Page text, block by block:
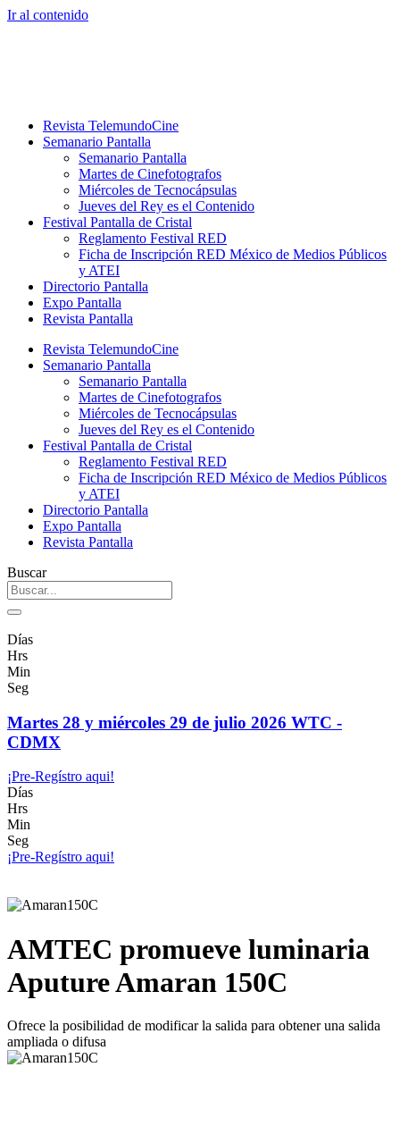
Ir al contenido
Revista TelemundoCine
Semanario Pantalla
Semanario Pantalla
Martes de Cinefotografos
Miércoles de Tecnocápsulas
Jueves del Rey es el Contenido
Festival Pantalla de Cristal
Reglamento Festival RED
Ficha de Inscripción RED México de Medios Públicos
y ATEI
Directorio Pantalla
Expo Pantalla
Revista Pantalla
Revista TelemundoCine
Semanario Pantalla
Semanario Pantalla
Martes de Cinefotografos
Miércoles de Tecnocápsulas
Jueves del Rey es el Contenido
Festival Pantalla de Cristal
Reglamento Festival RED
Ficha de Inscripción RED México de Medios Públicos
y ATEI
Directorio Pantalla
Expo Pantalla
Revista Pantalla
Buscar
Días
Hrs
Min
Seg
Martes 28 y miércoles 29 de julio 2026 WTC -
CDMX
¡Pre-Regístro aqui!
Días
Hrs
Min
Seg
¡Pre-Regístro aqui!
AMTEC promueve luminaria
Aputure Amaran 150C
Ofrece la posibilidad de modificar la salida para obtener una salida
ampliada o difusa